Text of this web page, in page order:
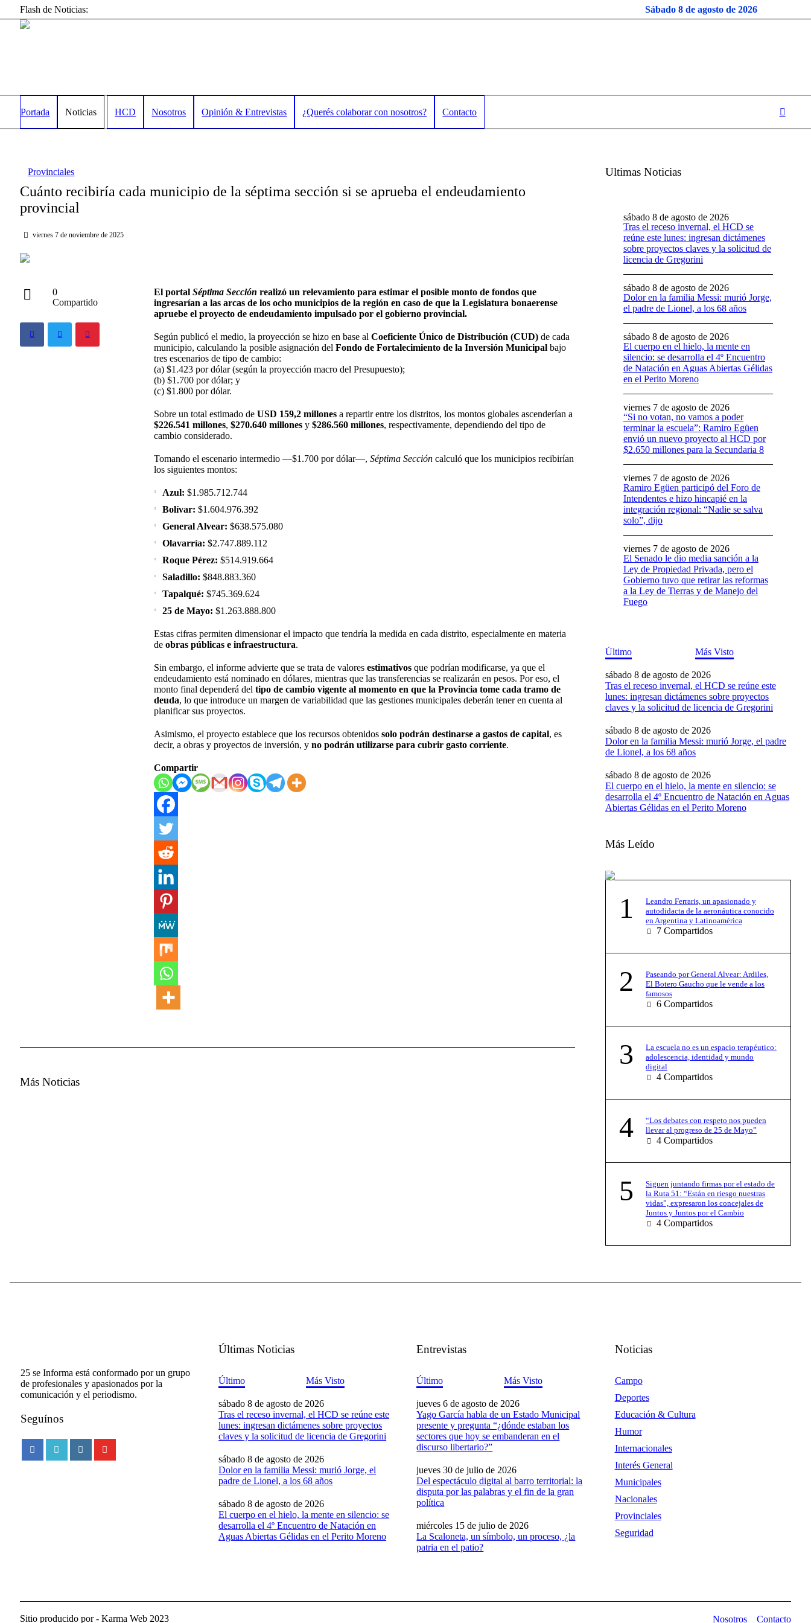
Flash de Noticias: Sábado 8 de agosto de 2026
Portada Noticias HCD Nosotros Opinión & Entrevistas ¿Querés colaborar con nosotros? Contacto
Provinciales
Cuánto recibiría cada municipio de la séptima sección si se aprueba el endeudamiento
provincial
viernes 7 de noviembre de 2025
0
Compartido
El portalSéptima Sección realizó un relevamiento para estimar el posible monto de fondos que
ingresarían a las arcas de los ocho municipios de la región en caso de que la Legislatura bonaerense
apruebe el proyecto de endeudamiento impulsado por el gobierno provincial.
Según publicó el medio, la proyección se hizo en base alCoeficiente Único de Distribución (CUD) de cada
municipio, calculando la posible asignación delFondo de Fortalecimiento de la Inversión Municipal bajo
tres escenarios de tipo de cambio:
(a) $1.423 por dólar (según la proyección macro del Presupuesto);
(b) $1.700 por dólar; y
(c) $1.800 por dólar.
Sobre un total estimado deUSD 159,2 millones a repartir entre los distritos, los montos globales ascenderían a
$226.541 millones,$270.640 millones y$286.560 millones, respectivamente, dependiendo del tipo de
cambio considerado.
Tomando el escenario intermedio —$1.700 por dólar—,Séptima Sección calculó que los municipios recibirían
los siguientes montos:
Azul: $1.985.712.744
Bolívar: $1.604.976.392
General Alvear: $638.575.080
Olavarría: $2.747.889.112
Roque Pérez: $514.919.664
Saladillo: $848.883.360
Tapalqué: $745.369.624
25 de Mayo: $1.263.888.800
Estas cifras permiten dimensionar el impacto que tendría la medida en cada distrito, especialmente en materia
deobras públicas e infraestructura.
Sin embargo, el informe advierte que se trata de valoresestimativos que podrían modificarse, ya que el
endeudamiento está nominado en dólares, mientras que las transferencias se realizarán en pesos. Por eso, el
monto final dependerá deltipo de cambio vigente al momento en que la Provincia tome cada tramo de
deuda, lo que introduce un margen de variabilidad que las gestiones municipales deberán tener en cuenta al
planificar sus proyectos.
Asimismo, el proyecto establece que los recursos obtenidossolo podrán destinarse a gastos de capital, es
decir, a obras y proyectos de inversión, yno podrán utilizarse para cubrir gasto corriente.
Compartir
Más Noticias
Ultimas Noticias
Tras el receso invernal, el HCD se
reúne este lunes: ingresan dictámenes
sobre proyectos claves y la solicitud de
licencia de Gregorini
sábado 8 de agosto de 2026
Dolor en la familia Messi: murió Jorge,
el padre de Lionel, a los 68 años
sábado 8 de agosto de 2026
El cuerpo en el hielo, la mente en
silencio: se desarrolla el 4º Encuentro
de Natación en Aguas Abiertas Gélidas
en el Perito Moreno
sábado 8 de agosto de 2026
“Si no votan, no vamos a poder
terminar la escuela”: Ramiro Egüen
envió un nuevo proyecto al HCD por
$2.650 millones para la Secundaria 8
viernes 7 de agosto de 2026
Ramiro Egüen participó del Foro de
Intendentes e hizo hincapié en la
integración regional: “Nadie se salva
solo”, dijo
viernes 7 de agosto de 2026
El Senado le dio media sanción a la
Ley de Propiedad Privada, pero el
Gobierno tuvo que retirar las reformas
a la Ley de Tierras y de Manejo del
Fuego
viernes 7 de agosto de 2026
Último Más Visto
sábado 8 de agosto de 2026
Tras el receso invernal, el HCD se reúne este
lunes: ingresan dictámenes sobre proyectos
claves y la solicitud de licencia de Gregorini
sábado 8 de agosto de 2026
Dolor en la familia Messi: murió Jorge, el padre
de Lionel, a los 68 años
sábado 8 de agosto de 2026
El cuerpo en el hielo, la mente en silencio: se
desarrolla el 4º Encuentro de Natación en Aguas
Abiertas Gélidas en el Perito Moreno
Más Leído
1
Leandro Ferraris, un apasionado y
autodidacta de la aeronáutica conocido
en Argentina y Latinoamérica
7 Compartidos
2
Paseando por General Alvear: Ardiles,
El Botero Gaucho que le vende a los
famosos
6 Compartidos
3
La escuela no es un espacio terapéutico:
adolescencia, identidad y mundo
digital
4 Compartidos
4
“Los debates con respeto nos pueden
llevar al progreso de 25 de Mayo”
4 Compartidos
5
Siguen juntando firmas por el estado de
la Ruta 51: “Están en riesgo nuestras
vidas”, expresaron los concejales de
Juntos y Juntos por el Cambio
4 Compartidos
25 se Informa está conformado por un grupo
de profesionales y apasionados por la
comunicación y el periodismo.
Seguínos
Últimas Noticias
Último Más Visto
sábado 8 de agosto de 2026
Tras el receso invernal, el HCD se reúne este
lunes: ingresan dictámenes sobre proyectos
claves y la solicitud de licencia de Gregorini
sábado 8 de agosto de 2026
Dolor en la familia Messi: murió Jorge, el
padre de Lionel, a los 68 años
sábado 8 de agosto de 2026
El cuerpo en el hielo, la mente en silencio: se
desarrolla el 4º Encuentro de Natación en
Aguas Abiertas Gélidas en el Perito Moreno
Entrevistas
Último Más Visto
jueves 6 de agosto de 2026
Yago García habla de un Estado Municipal
presente y pregunta “¿dónde estaban los
sectores que hoy se embanderan en el
discurso libertario?”
jueves 30 de julio de 2026
Del espectáculo digital al barro territorial: la
disputa por las palabras y el fin de la gran
política
miércoles 15 de julio de 2026
La Scaloneta, un símbolo, un proceso, ¿la
patria en el patio?
Noticias
Campo
Deportes
Educación & Cultura
Humor
Internacionales
Interés General
Municipales
Nacionales
Provinciales
Seguridad
Nosotros Contacto
Sitio producido por - Karma Web 2023